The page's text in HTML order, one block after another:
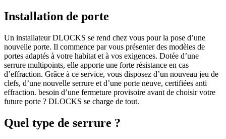
Installation de porte
Un installateur DLOCKS se rend chez vous pour la pose d’une
nouvelle porte. Il commence par vous présenter des modèles de
portes adaptés à votre habitat et à vos exigences. Dotée d’une
serrure multipoints, elle apporte une forte résistance en cas
d’effraction. Grâce à ce service, vous disposez d’un nouveau jeu de
clefs, d’une nouvelle serrure et d’une porte neuve, certifiées anti
effraction. besoin d’une fermeture provisoire avant de choisir votre
future porte ? DLOCKS se charge de tout.
Quel type de serrure ?